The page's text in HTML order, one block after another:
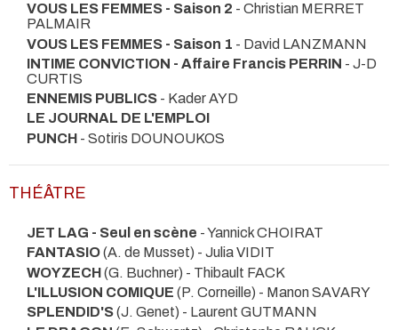
VOUS LES FEMMES - Saison 2 - Christian MERRET
PALMAIR
VOUS LES FEMMES - Saison 1 - David LANZMANN
INTIME CONVICTION - Affaire Francis PERRIN - J-D
CURTIS
ENNEMIS PUBLICS - Kader AYD
LE JOURNAL DE L'EMPLOI
PUNCH - Sotiris DOUNOUKOS
THÉÂTRE
JET LAG - Seul en scène - Yannick CHOIRAT
FANTASIO(A. de Musset) - Julia VIDIT
WOYZECH(G. Buchner) - Thibault FACK
L'ILLUSION COMIQUE (P. Corneille) - Manon SAVARY
SPLENDID'S(J. Genet) - Laurent GUTMANN